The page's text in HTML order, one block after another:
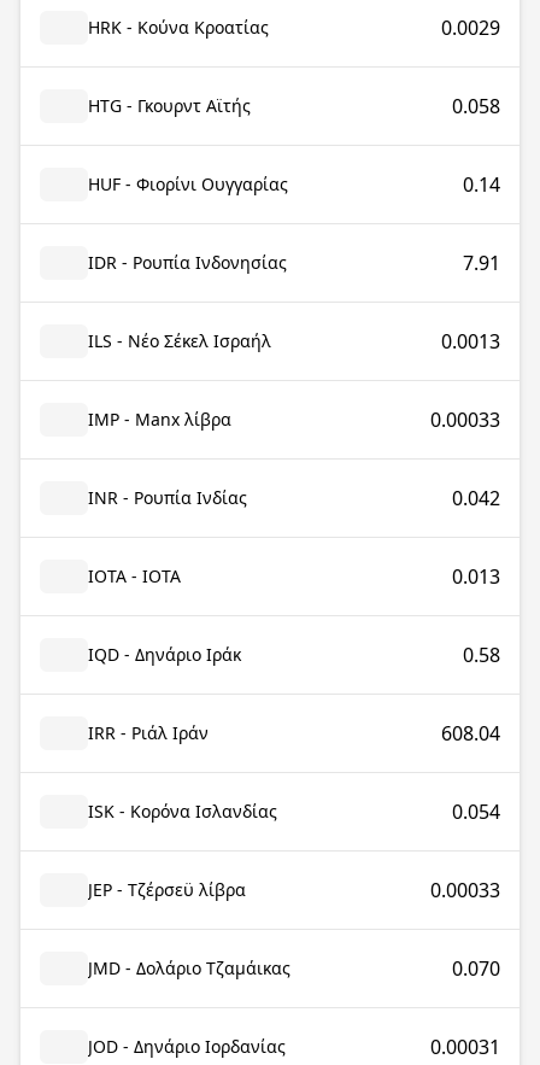
HRK - Κούνα Κροατίας 0.0029
HTG - Γκουρντ Αϊτής 0.058
HUF - Φιορίνι Ουγγαρίας 0.14
IDR - Ρουπία Ινδονησίας 7.91
ILS - Νέο Σέκελ Ισραήλ 0.0013
IMP - Manx λίβρα 0.00033
INR - Ρουπία Ινδίας 0.042
IOTA - IOTA 0.013
IQD - Δηνάριο Ιράκ 0.58
IRR - Ριάλ Ιράν 608.04
ISK - Κορόνα Ισλανδίας 0.054
JEP - Τζέρσεϋ λίβρα 0.00033
JMD - Δολάριο Τζαμάικας 0.070
JOD - Δηνάριο Ιορδανίας 0.00031